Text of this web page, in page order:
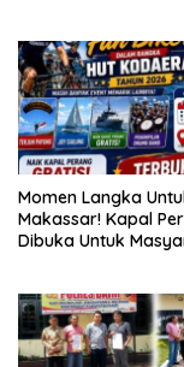
Momen Langka
Makassar! Kapal
Dibuka Untuk